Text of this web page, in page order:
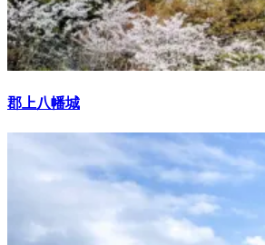
郡上八幡城